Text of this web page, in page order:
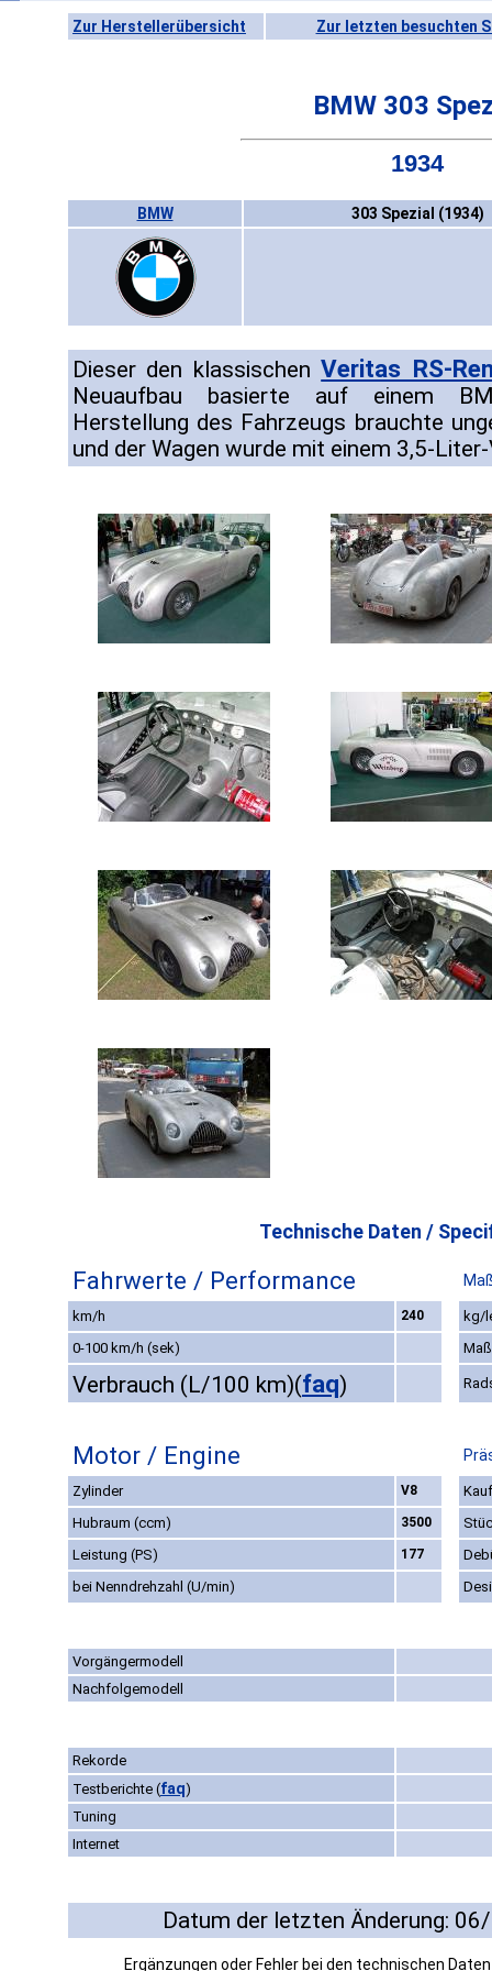
Zur Herstellerübersicht Zur letzten besuchten
BMW 303
1934
BMW 303 Spezial (1934)
Dieser den klassischenVeritas RS-
Neuaufbau basierte auf einem
Herstellung des Fahrzeugs brauchte
und der Wagen wurde mit einem 3,5-
Technische Daten /
Fahrwerte / Performance
km/h 240
kg/
0-100 km/h (sek)
Verbrauch (L/100 km)(faq)
Motor / Engine
Zylinder V8
Hubraum (ccm)
3500
Leistung (PS)
177
bei Nenndrehzahl (U/min)
Vorgängermodell
Nachfolgemodell
Rekorde
Testberichte (faq)
Tuning
Internet
Datum der letzten Änderung:
Ergänzungen oder Fehler bei den technischen